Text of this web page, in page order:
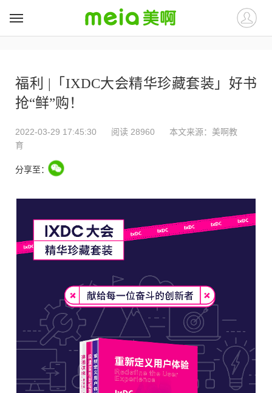
福利 |「IXDC大会精华珍藏套装」好书
抢“鲜”购！
2022-03-29 17:45:30 阅读 28960 本文来源： 美啊教
育
分享至：